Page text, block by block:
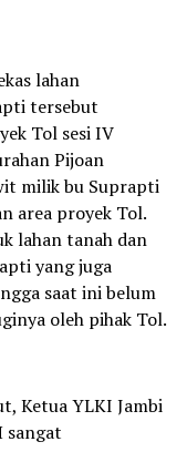
lahan
tersebut
Tol sesi IV
Pijoan
milik bu Suprapti
area proyek Tol.
lahan tanah dan
yang juga
saat ini belum
oleh pihak Tol.
Ketua YLKI Jambi
sangat